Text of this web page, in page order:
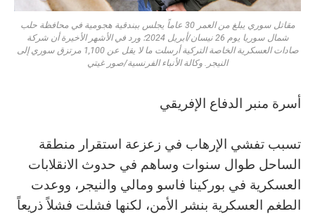
مقاتل سوري يبلغ من العمر 30 عاماً يجلس ببندقية هجومية في محافظة حلب
شمال سوريا يوم 26 نيسان/أبريل 2024؛ ورد في الأشهر الأخيرة أن شركة
صادات العسكرية الخاصة التركية أرسلت ما لا يقل عن 1,100 مرتزق سوري إلى
النيجر. وكالة الأنباء الفرنسية/صور غيتي
أسرة منبر الدفاع الإفريقي
تسبب تفشي الإرهاب في زعزعة استقرار منطقة
الساحل طوال سنوات وساهم في حدوث الانقلابات
العسكرية في بوركينا فاسو ومالي والنيجر، ووعدت
الطغم العسكرية بنشر الأمن، لكنها فشلت فشلاً ذريعاً